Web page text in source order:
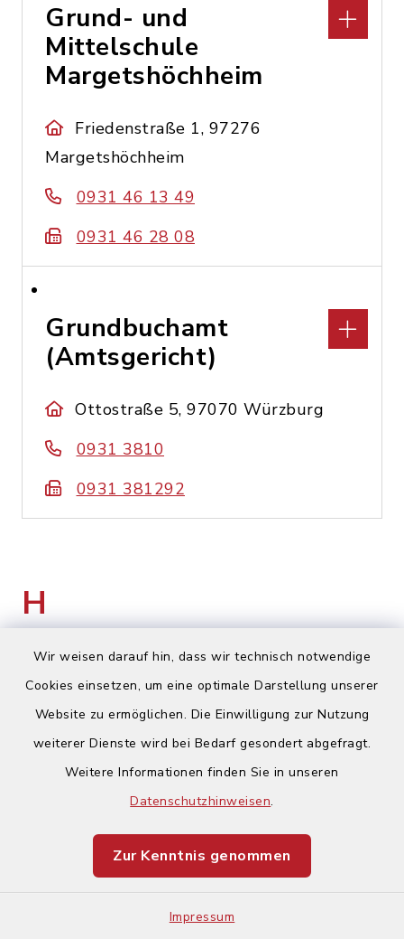
Wir weisen darauf hin, dass wir technisch notwendige
Cookies einsetzen, um eine optimale Darstellung unserer
Website zu ermöglichen. Die Einwilligung zur Nutzung
weiterer Dienste wird bei Bedarf gesondert abgefragt.
Weitere Informationen finden Sie in unseren
Datenschutzhinweisen.
Zur Kenntnis genommen
Impressum
Grund- und
Mittelschule
Margetshöchheim
Friedenstraße 1, 97276
Margetshöchheim
0931 46 13 49
0931 46 28 08
Grundbuchamt
(Amtsgericht)
Ottostraße 5, 97070 Würzburg
0931 3810
0931 381292
H
H&D e. K.
Untere Steigstraße 6, 97276
Margetshöchheim
0931 45257910